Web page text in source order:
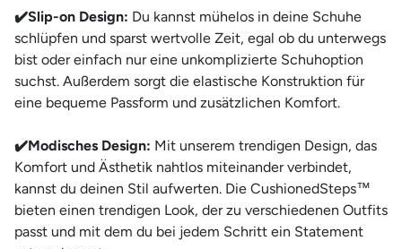
✔️Slip-on Design: Du kannst mühelos in deine Schuhe
schlüpfen und sparst wertvolle Zeit, egal ob du unterwegs
bist oder einfach nur eine unkomplizierte Schuhoption
suchst. Außerdem sorgt die elastische Konstruktion für
eine bequeme Passform und zusätzlichen Komfort.
✔️Modisches Design: Mit unserem trendigen Design, das
Komfort und Ästhetik nahtlos miteinander verbindet,
kannst du deinen Stil aufwerten. Die CushionedSteps™
bieten einen trendigen Look, der zu verschiedenen Outfits
passt und mit dem du bei jedem Schritt ein Statement